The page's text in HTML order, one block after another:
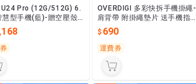
U24 Pro (12G/512G) 6.
慧型手機(藍)-贈空壓殼
+韓版包+指環支架+噴
OVERDIGI 多彩快拆手機掛繩-
肩背帶 附掛繩墊片 送手機指環
支架
690
運費券